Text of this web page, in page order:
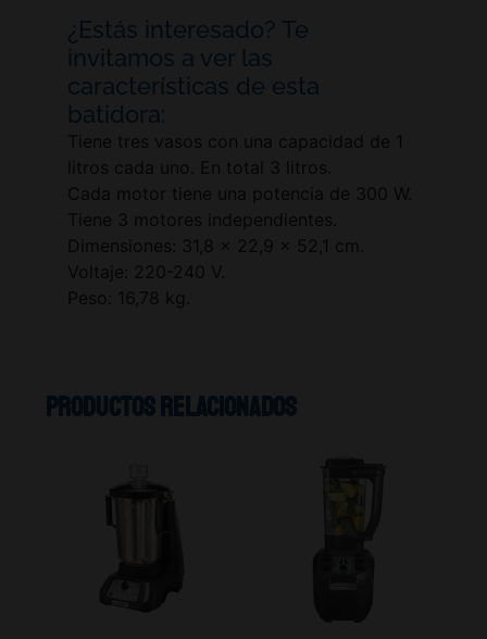
¿Estás interesado? Te
invitamos a ver las
características de esta
batidora:
Tiene tres vasos con una capacidad de 1
litros cada uno. En total 3 litros.
Cada motor tiene una potencia de 300 W.
Tiene 3 motores independientes.
Dimensiones: 31,8 x 22,9 x 52,1 cm.
Voltaje: 220-240 V.
Peso: 16,78 kg.
Productos relacionados